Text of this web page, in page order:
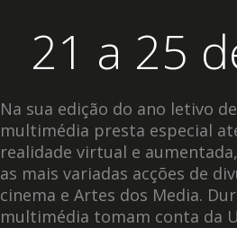
21 a 25
Na sua edição do ano letivo
multimédia presta especial
realidade virtual e
as mais variadas acções de
cinema e Artes dos Media.
multimédia tomam conta da